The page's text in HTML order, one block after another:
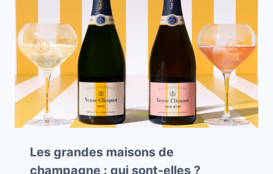
Les grandes maisons de
champagne : qui sont-elles ?